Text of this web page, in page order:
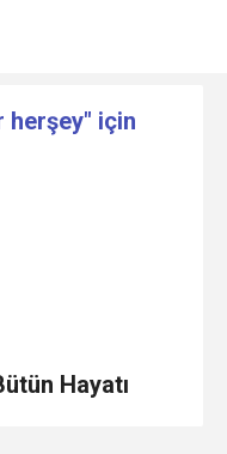
herşey" için
Hayatı